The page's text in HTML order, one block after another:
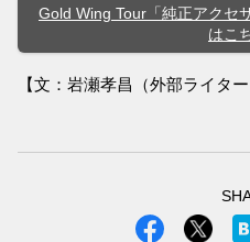
Gold Wing Tour「純正アクセ
はこ
【文：岩瀬孝昌（外部ライター